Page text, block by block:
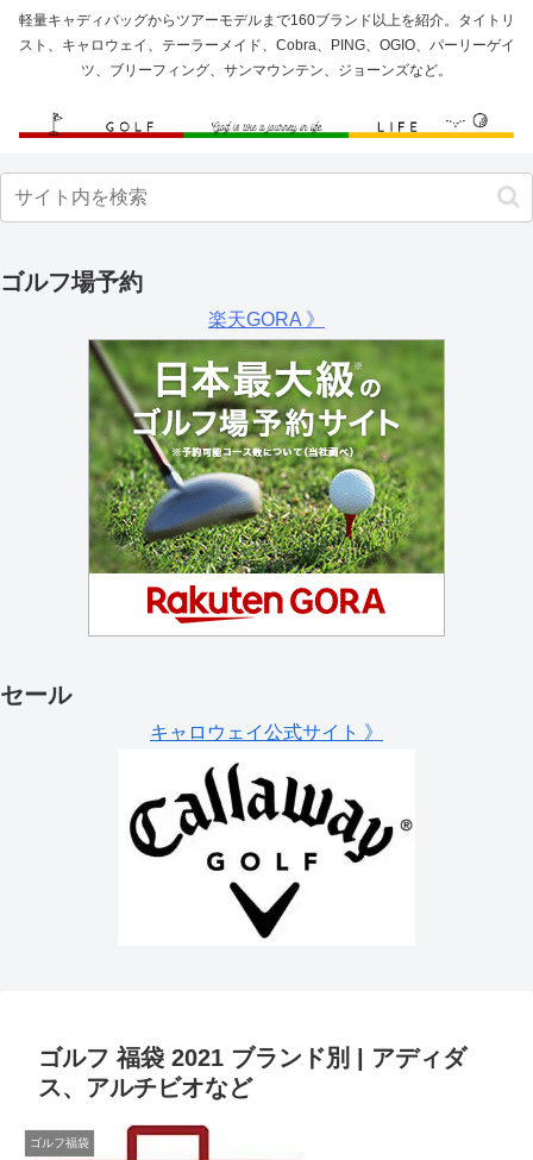
軽量キャディバッグからツアーモデルまで160ブランド以上を紹介。タイトリ
スト、キャロウェイ、テーラーメイド、Cobra、PING、OGIO、パーリーゲイ
ツ、ブリーフィング、サンマウンテン、ジョーンズなど。
ゴルフ場予約
楽天GORA 》
セール
キャロウェイ公式サイト 》
ゴルフ 福袋 2021 ブランド別 | アディダ
ス、アルチビオなど
ゴルフ福袋